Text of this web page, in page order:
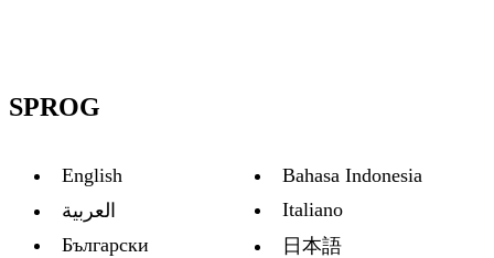
SPROG
English
العربية
Български
Bahasa Indonesia
Italiano
日本語